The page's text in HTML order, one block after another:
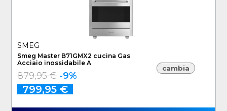
SMEG
Smeg Master B71GMX2 cucina Gas
Acciaio inossidabile A
879,95 € -9%
799,95 €
cambia